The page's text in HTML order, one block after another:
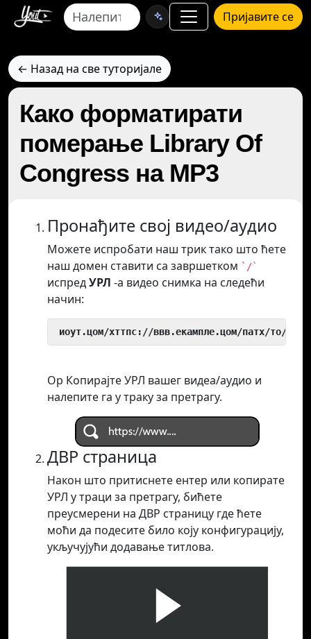
Пријавите се
← Назад на све туторијале
Како форматирати
померање Library Of
Congress на MP3
Пронађите свој видео/аудио
Можете испробати наш трик тако што ћете
наш домен ставити са завршетком `/`
испредУРЛ -а видео снимка на следећи
начин:
иоут.цом/хттпс://ввв.екампле.цом/патх/то/
Ор Копирајте УРЛ вашег видеа/аудио и
налепите га у траку за претрагу.
ДВР страница
Након што притиснете ентер или копирате
УРЛ у траци за претрагу, бићете
преусмерени на ДВР страницу где ћете
моћи да подесите било коју конфигурацију,
укључујући додавање титлова.